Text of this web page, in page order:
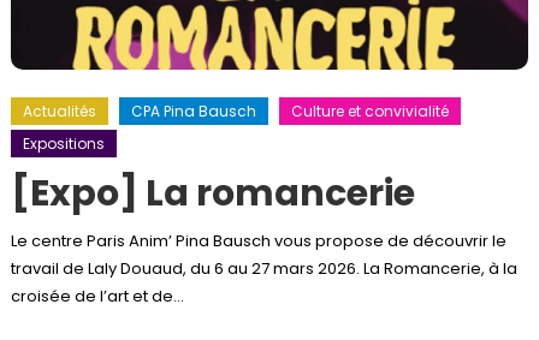
Actualités CPA Pina Bausch
Culture et convivialité
Expositions
[Expo] La romancerie
Le centre Paris Anim’ Pina Bausch vous propose de découvrir le
travail de Laly Douaud, du 6 au 27 mars 2026. La Romancerie, à la
croisée de l’art et de…